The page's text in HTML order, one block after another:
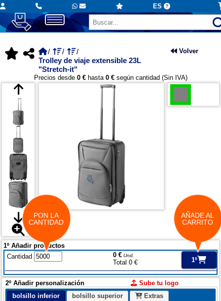
ES
Trolley de viaje extensible 23L
"Stretch-it"
Volver
Precios desde 0 €hasta 0 €según cantidad (Sin IVA)
1º Añadir productos
Cantidad
0 €Und.
Total 0 € 1º
2º Añadir personalización
Sube tu logo
bolsillo inferior
bolsillo superior
Extras
PON LA
CANTIDAD
AÑADE AL
CARRITO